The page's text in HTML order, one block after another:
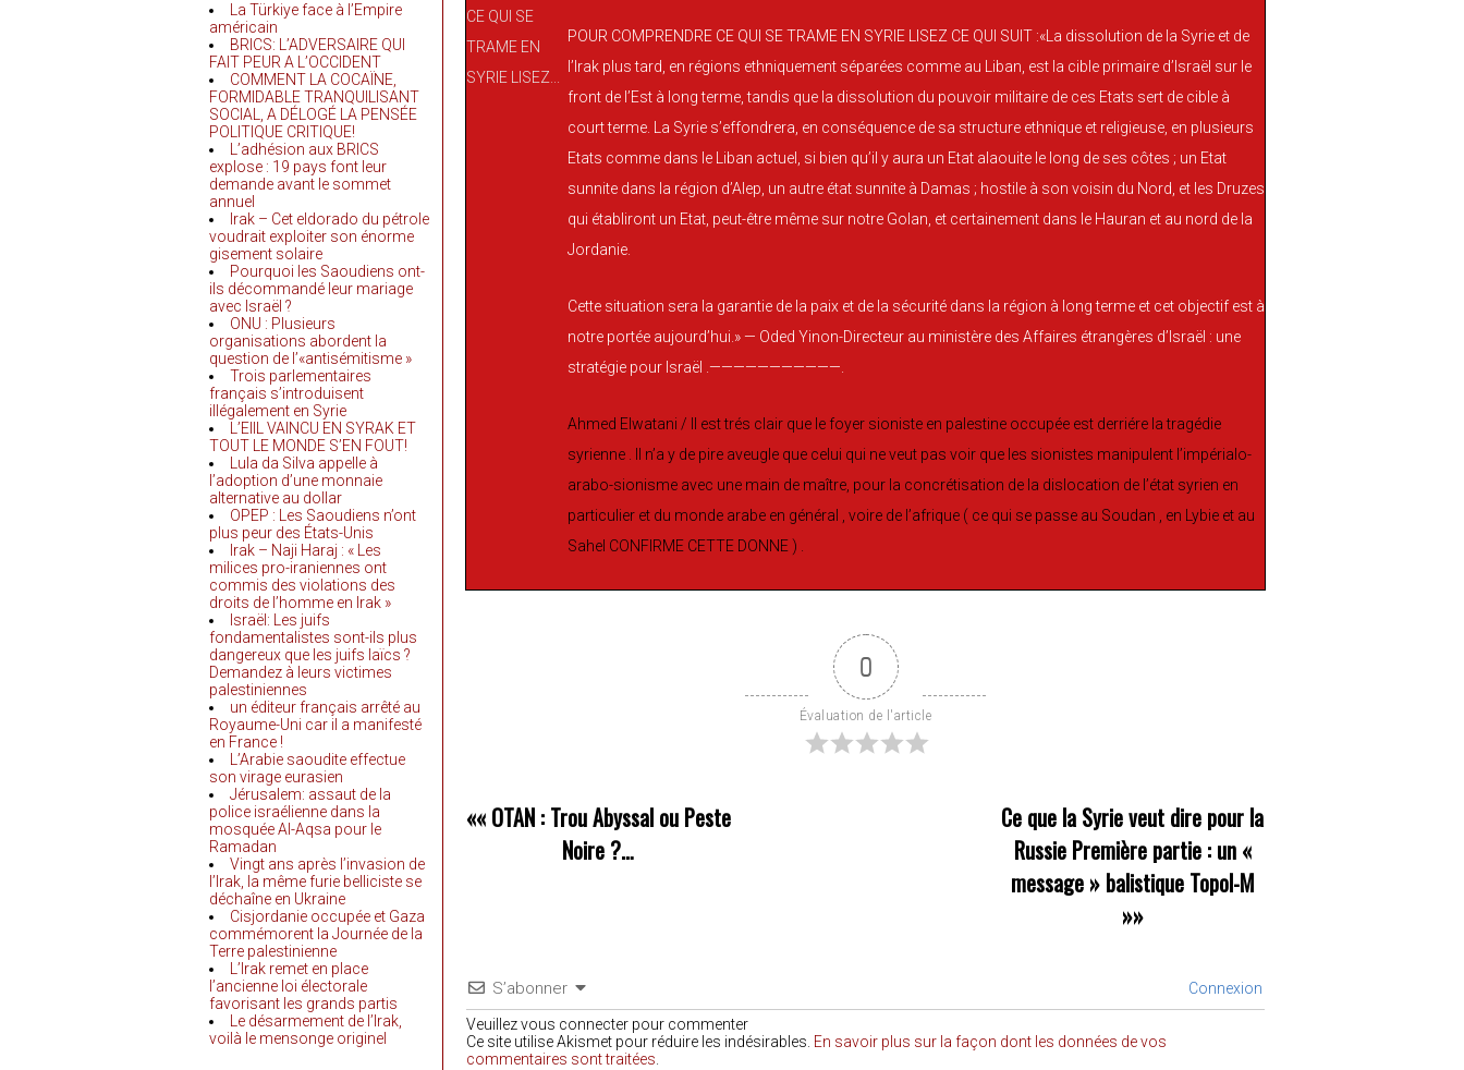
La Türkiye face à l’Empire
américain
BRICS: L’ADVERSAIRE QUI
FAIT PEUR A L’OCCIDENT
COMMENT LA COCAÏNE,
FORMIDABLE TRANQUILISANT
SOCIAL, A DÉLOGÉ LA PENSÉE
POLITIQUE CRITIQUE!
L’adhésion aux BRICS
explose : 19 pays font leur
demande avant le sommet
annuel
Irak – Cet eldorado du pétrole
voudrait exploiter son énorme
gisement solaire
Pourquoi les Saoudiens ont-
ils décommandé leur mariage
avec Israël ?
ONU : Plusieurs
organisations abordent la
question de l’«antisémitisme »
Trois parlementaires
français s’introduisent
illégalement en Syrie
L’EIIL VAINCU EN SYRAK ET
TOUT LE MONDE S’EN FOUT!
Lula da Silva appelle à
l’adoption d’une monnaie
alternative au dollar
OPEP : Les Saoudiens n’ont
plus peur des États-Unis
Irak – Naji Haraj : « Les
milices pro-iraniennes ont
commis des violations des
droits de l’homme en Irak »
Israël: Les juifs
fondamentalistes sont-ils plus
dangereux que les juifs laïcs ?
Demandez à leurs victimes
palestiniennes
un éditeur français arrêté au
Royaume-Uni car il a manifesté
en France !
L’Arabie saoudite effectue
son virage eurasien
Jérusalem: assaut de la
police israélienne dans la
mosquée Al-Aqsa pour le
Ramadan
Vingt ans après l’invasion de
l’Irak, la même furie belliciste se
déchaîne en Ukraine
Cisjordanie occupée et Gaza
commémorent la Journée de la
Terre palestinienne
L’Irak remet en place
l’ancienne loi électorale
favorisant les grands partis
Le désarmement de l’Irak,
voilà le mensonge originel
POUR COMPRENDRE CE QUI SE TRAME EN SYRIE LISEZ CE QUI SUIT :«La dissolution de la Syrie et de
l’Irak plus tard, en régions ethniquement séparées comme au Liban, est la cible primaire d’Israël sur le
front de l’Est à long terme, tandis que la dissolution du pouvoir militaire de ces Etats sert de cible à
court terme. La Syrie s’effondrera, en conséquence de sa structure ethnique et religieuse, en plusieurs
Etats comme dans le Liban actuel, si bien qu’il y aura un Etat alaouite le long de ses côtes ; un Etat
sunnite dans la région d’Alep, un autre état sunnite à Damas ; hostile à son voisin du Nord, et les Druzes
qui établiront un Etat, peut-être même sur notre Golan, et certainement dans le Hauran et au nord de la
Jordanie.
Cette situation sera la garantie de la paix et de la sécurité dans la région à long terme et cet objectif est à
notre portée aujourd’hui.» — Oded Yinon-Directeur au ministère des Affaires étrangères d’Israël : une
stratégie pour Israël .———————————.
Ahmed Elwatani / Il est trés clair que le foyer sioniste en palestine occupée est derriére la tragédie
syrienne . Il n’a y de pire aveugle que celui qui ne veut pas voir que les sionistes manipulent l’impérialo-
arabo-sionisme avec une main de maître, pour la concrétisation de la dislocation de l’état syrien en
particulier et du monde arabe en général , voire de l’afrique ( ce qui se passe au Soudan , en Lybie et au
Sahel CONFIRME CETTE DONNE ) .
0
Évaluation de l'article
«« OTAN : Trou Abyssal ou Peste
Noire ?…
Ce que la Syrie veut dire pour la
Russie Première partie : un «
message » balistique Topol-M
»»
S’abonner Connexion
Veuillez vous connecter pour commenter
Ce site utilise Akismet pour réduire les indésirables. En savoir plus sur la façon dont les données de vos
commentaires sont traitées